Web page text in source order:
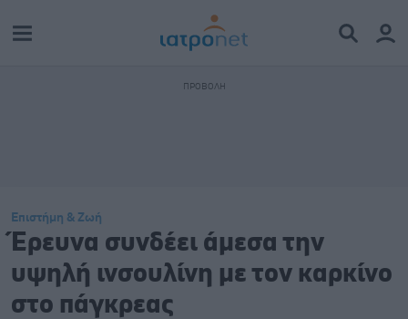
Επιστήμη & Ζωή
Έρευνα συνδέει άμεσα την
υψηλή ινσουλίνη με τον καρκίνο
στο πάγκρεας